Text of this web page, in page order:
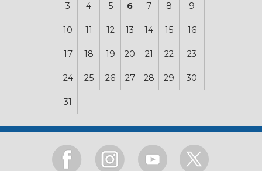
3 4 5 6 7 8 9
10 11 12 13 14 15 16
17 18 19 20 21 22 23
24 25 26 27 28 29 30
31